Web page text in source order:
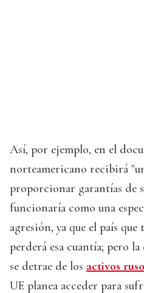
Así, por ejemplo, en el
norteamericano recibirá
proporcionar garantías de
funcionaría como una
agresión, ya que el país que
perderá esa cuantía; pero
se detrae de los activos
UE planea acceder para